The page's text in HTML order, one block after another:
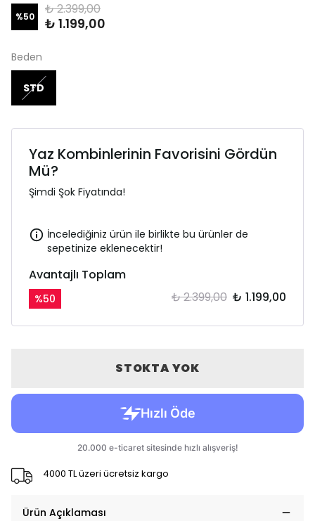
%50 ₺ 2.399,00
₺ 1.199,00
Beden
STD
Yaz Kombinlerinin Favorisini Gördün
Mü?
Şimdi Şok Fiyatında!
İncelediğiniz ürün ile birlikte bu ürünler de
sepetinize eklenecektir!
Avantajlı Toplam
%50 ₺ 2.399,00 ₺ 1.199,00
STOKTA YOK
4000 TL üzeri ücretsiz kargo
Ürün Açıklaması